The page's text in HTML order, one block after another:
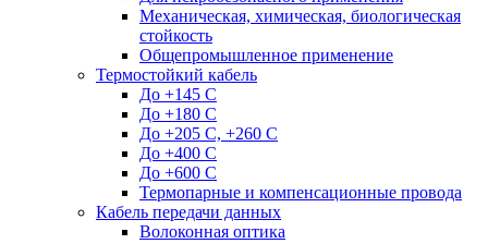
Механическая, химическая, биологическая
стойкость
Общепромышленное применение
Термостойкий кабель
До +145 С
До +180 C
До +205 С, +260 С
До +400 C
До +600 С
Термопарные и компенсационные провода
Кабель передачи данных
Волоконная оптика